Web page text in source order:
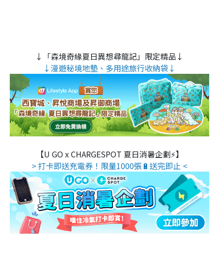
↓「森境奇緣夏日異想尋龍記」限定精品↓
↓漫遊秘境地墊、多用途旅行收納袋↓
【U GO x CHARGESPOT 夏日消暑企劃⚡】
> 打卡即送充電券！限量1000張🔋送完即止 <